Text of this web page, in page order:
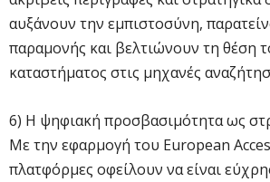
αυξάνουν την εμπιστοσύνη,
παραμονής και βελτιώνουν τη θέση
καταστήματος στις μηχανές
6) Η ψηφιακή προσβασιμότητα ως
Με την εφαρμογή του European
πλατφόρμες οφείλουν να είναι